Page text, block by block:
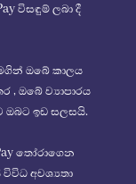
විසඳුම් ලබා දී
ඔබේ කාලය
, ඔබේ ව්‍යාපාරය
ඔබට ඉඩ සලසයි.
තෝරාගෙන
අවශ්‍යතා